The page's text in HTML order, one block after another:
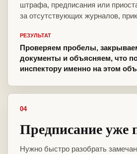
штрафа, предписания или
за отсутствующих журналов,
РЕЗУЛЬТАТ
Проверяем пробелы,
документы и объясняем, что
инспектору именно на этом
04
Предписание уже
Нужно быстро разобрать